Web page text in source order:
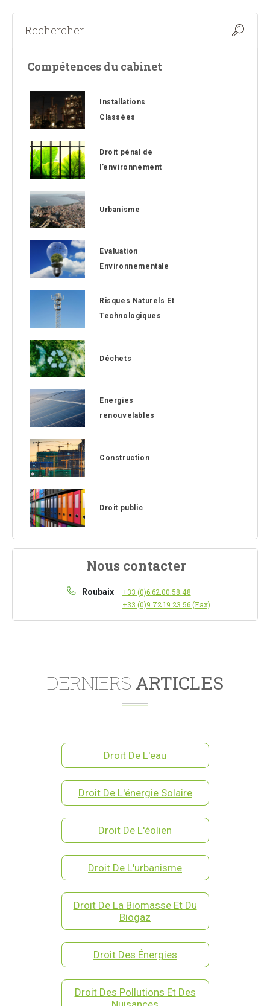
Compétences du cabinet
Installations
Classées
Droit pénal de
l’environnement
Urbanisme
Evaluation
Environnementale
Risques Naturels Et
Technologiques
Déchets
Energies
renouvelables
Construction
Droit public
Nous contacter
Roubaix
+33 (0)6.62.00.58.48
+33 (0)9 72 19 23 56 (Fax)
DERNIERS ARTICLES
Droit De L'eau
Droit De L'énergie Solaire
Droit De L'éolien
Droit De L'urbanisme
Droit De La Biomasse Et Du
Biogaz
Droit Des Énergies
Droit Des Pollutions Et Des